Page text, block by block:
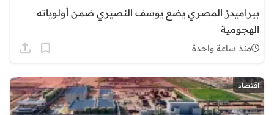
بيراميدز المصري يضع يوسف النصيري ضمن أولوياته
الهجومية
منذ ساعة واحدة
اقتصاد